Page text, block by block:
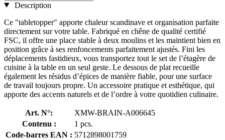
Description
Ce "tabletopper" apporte chaleur scandinave et organisation parfaite
directement sur votre table. Fabriqué en chêne de qualité certifié
FSC, il offre une place stable à deux moulins et les maintient bien en
position grâce à ses renfoncements parfaitement ajustés. Fini les
déplacements fastidieux, vous transportez tout le set de l’étagère de
cuisine à la table en un seul geste. Le dessous de plat recueille
également les résidus d’épices de manière fiable, pour une surface
de travail toujours propre. Un accessoire pratique et esthétique, qui
apporte des accents naturels et de l’ordre à votre quotidien culinaire.
Art. N°:
XMW-BRAIN-A006645
Contenu :
1 pcs.
Code-barres EAN : 5712898001759